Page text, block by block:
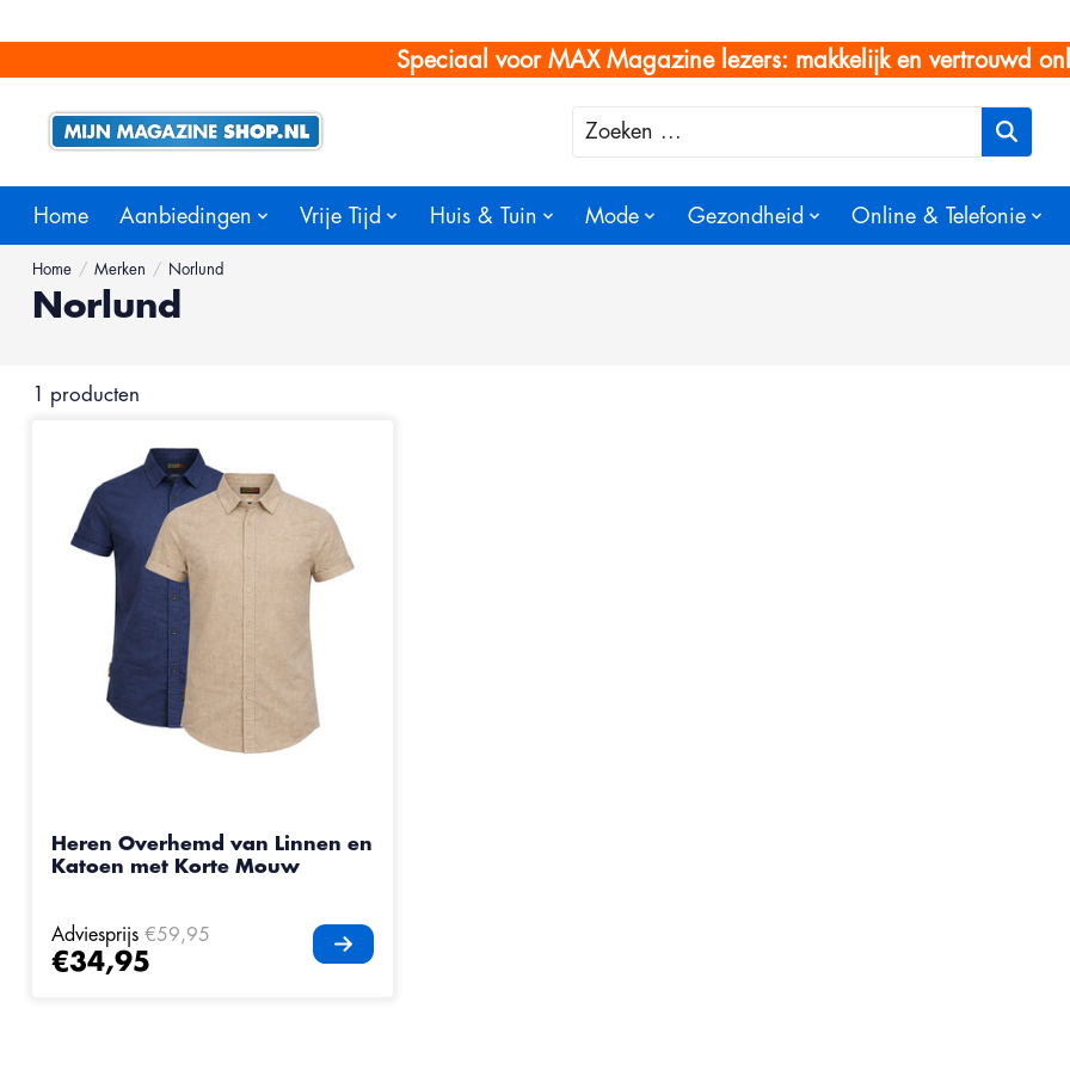
Speciaal voor MAX Magazine lezers: makkelijk en vertrouwd
Zoeken
Home Aanbiedingen Vrije Tijd Huis & Tuin Mode Gezondheid Online & Telefonie
Home / Merken / Norlund
Norlund
1 producten
Heren Overhemd van Linnen en
Katoen met Korte Mouw
Adviesprijs €59,95
€34,95